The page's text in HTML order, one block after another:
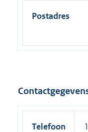
Postadres
Telefoon